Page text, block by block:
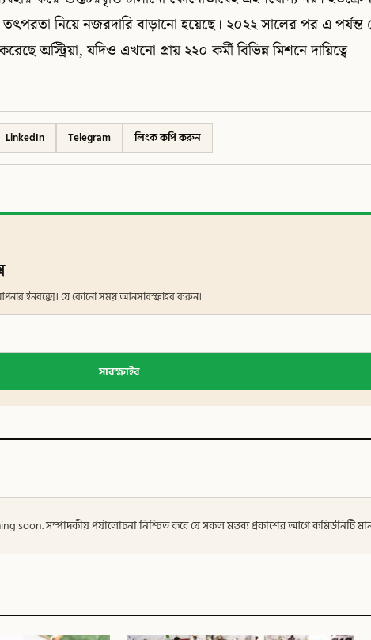
নিয়ে নজরদারি বাড়ানো হয়েছে। ২০২২ সালের পর এ পর্যন্ত
অস্ট্রিয়া, যদিও এখনো প্রায় ২২০ কর্মী বিভিন্ন মিশনে দায়িত্বে
LinkedIn Telegram লিংক কপি করুন
আপনার ইনবক্সে। যে কোনো সময় আনসাবস্ক্রাইব করুন।
সাবস্ক্রাইব
soon. সম্পাদকীয় পর্যালোচনা নিশ্চিত করে যে সকল মন্তব্য প্রকাশের আগে কমিউনিটি